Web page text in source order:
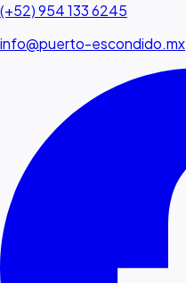
(+52) 954 133 6245
info@puerto-escondido.mx